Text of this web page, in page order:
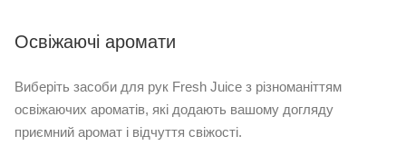
Освіжаючі аромати
Виберіть засоби для рук Fresh Juice з різноманіттям
освіжаючих ароматів, які додають вашому догляду
приємний аромат і відчуття свіжості.